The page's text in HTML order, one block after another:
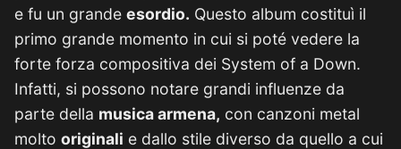
e fu un grande esordio. Questo album costituì il
primo grande momento in cui si poté vedere la
forte forza compositiva dei System of a Down.
Infatti, si possono notare grandi influenze da
parte della musica armena, con canzoni metal
molto originali e dallo stile diverso da quello a cui